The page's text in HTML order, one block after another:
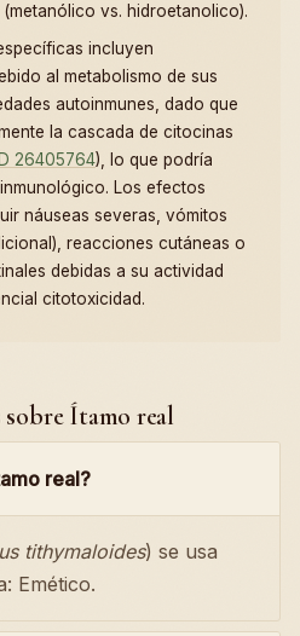
vs. hidroetanolico).
incluyen
al metabolismo de sus
autoinmunes, dado que
la cascada de citocinas
26405764), lo que podría
Los efectos
náuseas severas, vómitos
reacciones cutáneas o
debidas a su actividad
citotoxicidad.
Ítamo real
real?
tithymaloides) se usa
Emético.